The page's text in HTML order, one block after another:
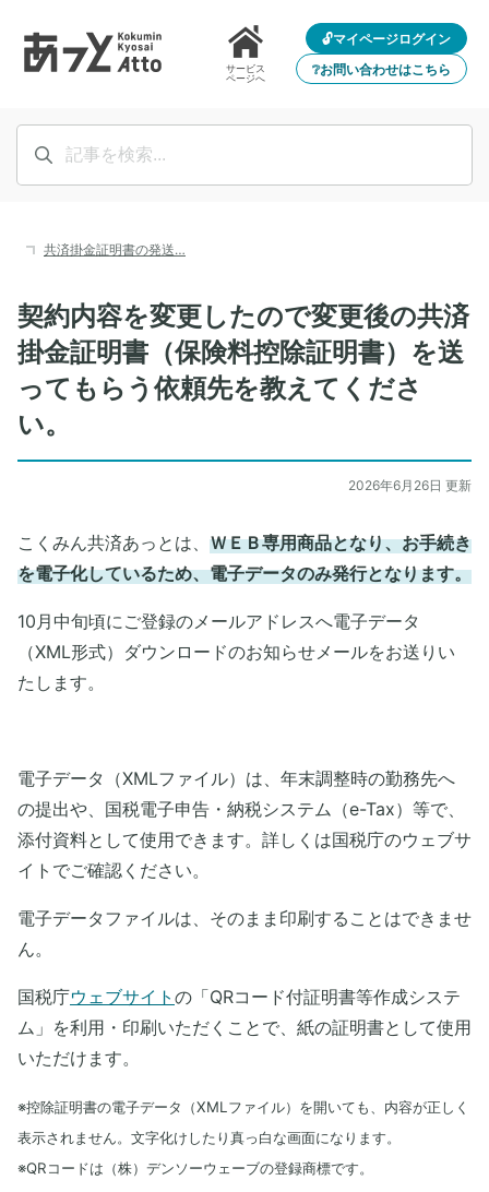
サービス
ページへ
🔓マイページログイン
❔お問い合わせはこちら
共済掛金証明書の発送…
契約内容を変更したので変更後の共済
掛金証明書（保険料控除証明書）を送
ってもらう依頼先を教えてくださ
い。
2026年6月26日 更新
こくみん共済あっとは、 ＷＥＢ専用商品となり、お手続き
を電子化しているため、電子データのみ発行となります。
10月中旬頃にご登録のメールアドレスへ電子データ
（XML形式）ダウンロードのお知らせメールをお送りい
たします。
電子データ（XMLファイル）は、年末調整時の勤務先へ
の提出や、国税電子申告・納税システム（e-Tax）等で、
添付資料として使用できます。詳しくは国税庁のウェブサ
イトでご確認ください。
電子データファイルは、そのまま印刷することはできませ
ん。
国税庁ウェブサイト の「QRコード付証明書等作成システ
ム」を利用・印刷いただくことで、紙の証明書として使用
いただけます。
※控除証明書の電子データ（XMLファイル）を開いても、内容が正しく
表示されません。文字化けしたり真っ白な画面になります。
※QRコードは（株）デンソーウェーブの登録商標です。